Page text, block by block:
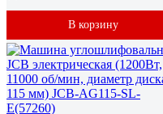
В корзину